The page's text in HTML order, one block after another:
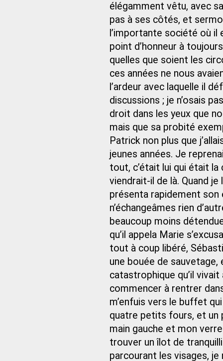
élégamment vêtu, avec
pas à ses côtés, et
l’importante société où
point d’honneur à
quelles que soient les
ces années ne nous
l’ardeur avec laquelle il
discussions ; je n’osais
droit dans les yeux que
mais que sa probité
Patrick non plus que
jeunes années. Je
tout, c’était lui qui était
viendrait-il de là. Quand
présenta rapidement son
n’échangeâmes rien
beaucoup moins
qu’il appela Marie
tout à coup libéré,
une bouée de
catastrophique qu’il
commencer à rentrer
m’enfuis vers le buffet
quatre petits fours, et un
main gauche et mon
trouver un îlot de
parcourant les visages, je